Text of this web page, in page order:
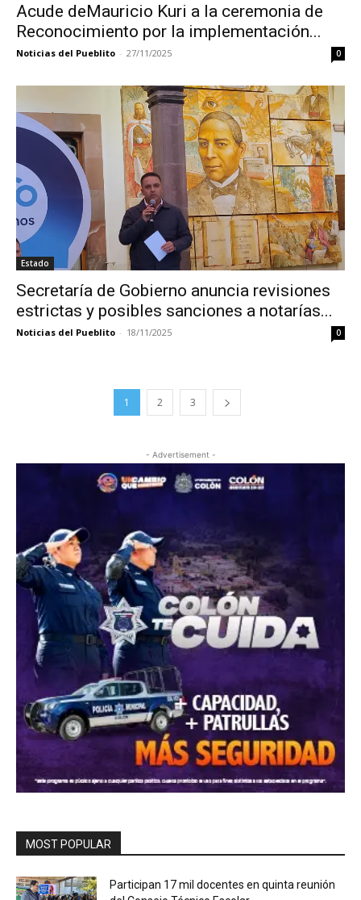
Acude deMauricio Kuri a la ceremonia de
Reconocimiento por la implementación...
Noticias del Pueblito - 27/11/2025 0
Estado
Secretaría de Gobierno anuncia revisiones
estrictas y posibles sanciones a notarías...
Noticias del Pueblito - 18/11/2025 0
1 2 3
- Advertisement -
MOST POPULAR
Participan 17 mil docentes en quinta reunión